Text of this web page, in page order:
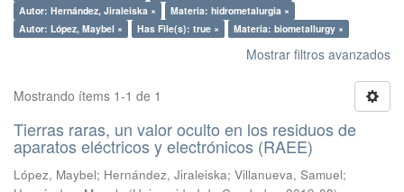
Autor: Hernández, Jiraleiska ×
Materia: hidrometalurgia ×
Autor: López, Maybel ×
Has File(s): true × Materia: biometallurgy ×
Mostrar filtros avanzados
Mostrando ítems 1-1 de 1
Tierras raras, un valor oculto en los residuos de
aparatos eléctricos y electrónicos (RAEE)
López, Maybel; Hernández, Jiraleiska; Villanueva, Samuel;